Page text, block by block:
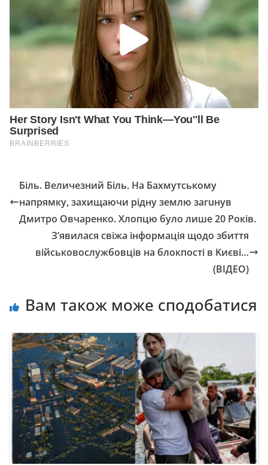
Біль. Величезний Біль. На Бахмутському
напрямку, захищаючи рідну землю заruнув
Дмитро Овчаренко. Хлопцю було лише 20 Років.
З’явилася свіжа інформація щодо збиття
військовослужбовців на блокпості в Kиєві…
(ВІДЕО)
Вам також може сподобатися